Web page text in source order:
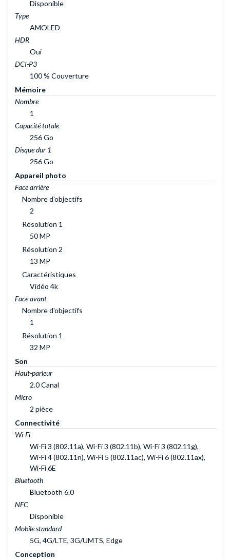
Disponible
Type
AMOLED
HDR
Oui
DCI-P3
100 % Couverture
Mémoire
Nombre
1
Capacité totale
256 Go
Disque dur 1
256 Go
Appareil photo
Face arrière
Nombre d'objectifs
2
Résolution 1
50 MP
Résolution 2
13 MP
Caractéristiques
Vidéo 4k
Face avant
Nombre d'objectifs
1
Résolution 1
32 MP
Son
Haut-parleur
2.0 Canal
Micro
2 pièce
Connectivité
Wi-Fi
Wi-Fi 3 (802.11a), Wi-Fi 3 (802.11b), Wi-Fi 3 (802.11g),
Wi-Fi 4 (802.11n), Wi-Fi 5 (802.11ac), Wi-Fi 6 (802.11ax),
Wi-Fi 6E
Bluetooth
Bluetooth 6.0
NFC
Disponible
Mobile standard
5G, 4G/LTE, 3G/UMTS, Edge
Conception